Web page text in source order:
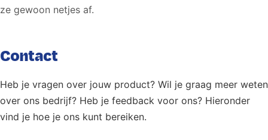
ze gewoon netjes af.
Contact
Heb je vragen over jouw product? Wil je graag meer weten
over ons bedrijf? Heb je feedback voor ons? Hieronder
vind je hoe je ons kunt bereiken.